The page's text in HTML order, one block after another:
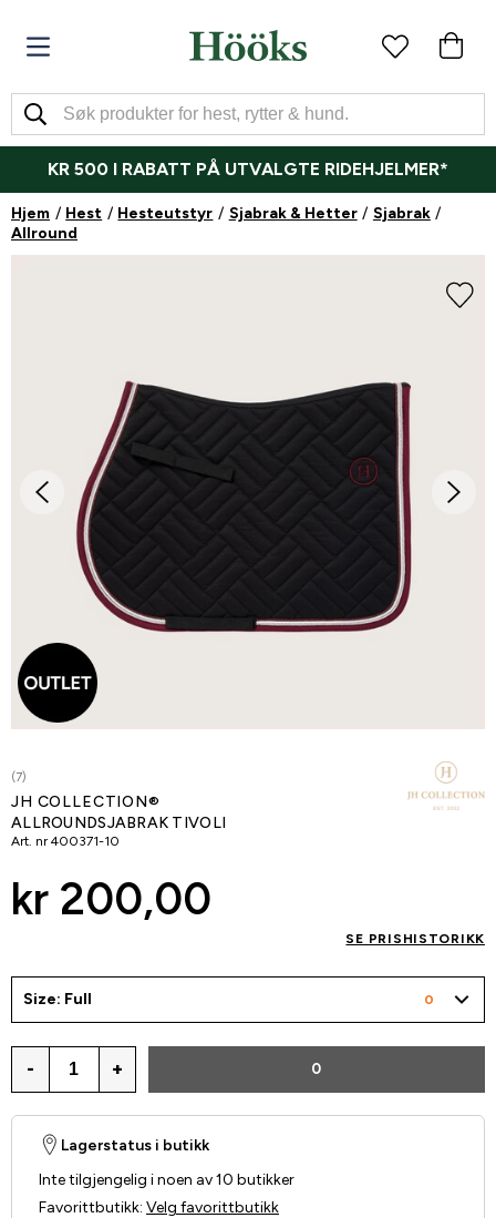
KR 500 I RABATT PÅ UTVALGTE RIDEHJELMER*
Hjem Hest Hesteutstyr Sjabrak & Hetter
Sjabrak
Allround
(7)
JH COLLECTION®
ALLROUNDSJABRAK TIVOLI
Art. nr 400371-10
kr 200,00
SE PRISHISTORIKK
Size: Full 0
- + 0
Lagerstatus i butikk
Inte tilgjengelig i noen av 10 butikker
Favorittbutikk: Velg favorittbutikk